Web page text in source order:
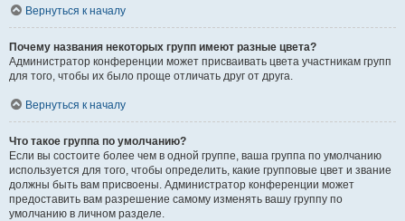
Вернуться к началу
Почему названия некоторых групп имеют разные цвета?
Администратор конференции может присваивать цвета участникам групп
для того, чтобы их было проще отличать друг от друга.
Вернуться к началу
Что такое группа по умолчанию?
Если вы состоите более чем в одной группе, ваша группа по умолчанию
используется для того, чтобы определить, какие групповые цвет и звание
должны быть вам присвоены. Администратор конференции может
предоставить вам разрешение самому изменять вашу группу по
умолчанию в личном разделе.